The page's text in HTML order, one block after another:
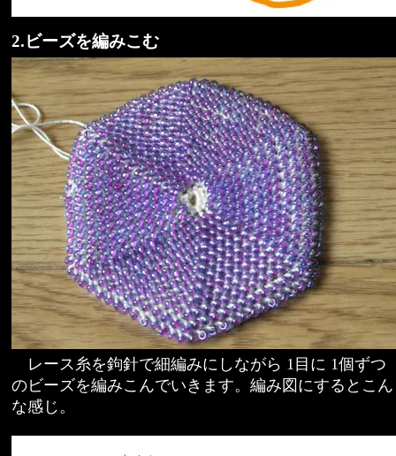
2.ビーズを編みこむ
レース糸を鉤針で細編みにしながら 1目に 1個ずつ
のビーズを編みこんでいきます。編み図にするとこん
な感じ。